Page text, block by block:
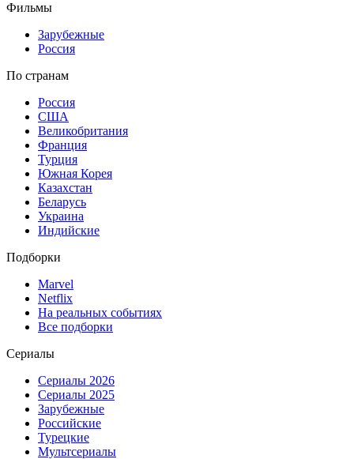
Фильмы
Зарубежные
Россия
По странам
Россия
США
Великобритания
Франция
Турция
Южная Корея
Казахстан
Беларусь
Украина
Индийские
Подборки
Marvel
Netflix
На реальных событиях
Все подборки
Сериалы
Сериалы 2026
Сериалы 2025
Зарубежные
Российские
Турецкие
Мультсериалы